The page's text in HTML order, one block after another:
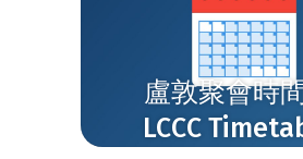
盧敦聚會時
LCCC